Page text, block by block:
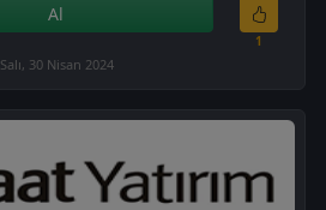
Al
1
Salı, 30 Nisan 2024